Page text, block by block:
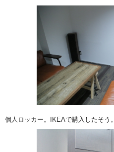
個人ロッカー。IKEAで購入したそう。